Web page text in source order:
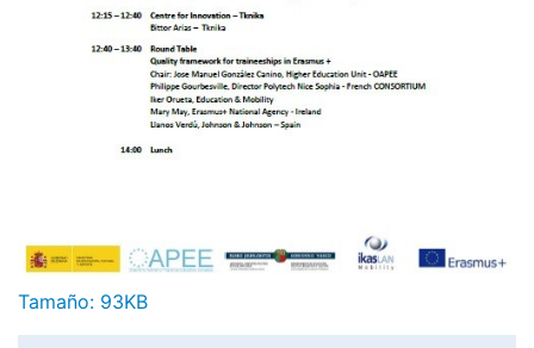
Haga clic aquí para ver la imagen a tamaño completo…
Tamaño: 93KB